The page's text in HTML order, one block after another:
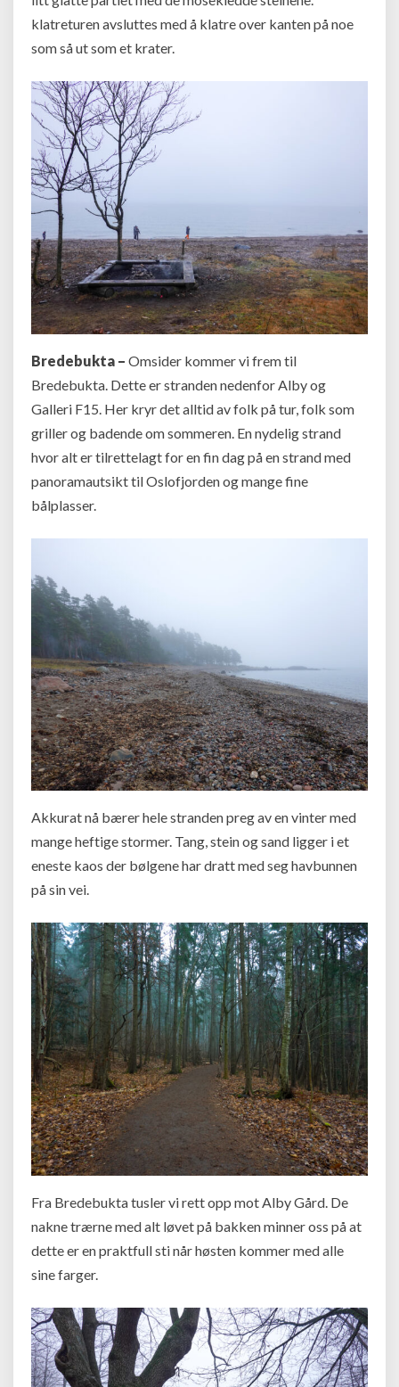
klatreturen avsluttes med å klatre over kanten på noe
som så ut som et krater.
Bredebukta – Omsider kommer vi frem til
Bredebukta. Dette er stranden nedenfor Alby og
Galleri F15. Her kryr det alltid av folk på tur, folk som
griller og badende om sommeren. En nydelig strand
hvor alt er tilrettelagt for en fin dag på en strand med
panoramautsikt til Oslofjorden og mange fine
bålplasser.
Akkurat nå bærer hele stranden preg av en vinter med
mange heftige stormer. Tang, stein og sand ligger i et
eneste kaos der bølgene har dratt med seg havbunnen
på sin vei.
Fra Bredebukta tusler vi rett opp mot Alby Gård. De
nakne trærne med alt løvet på bakken minner oss på at
dette er en praktfull sti når høsten kommer med alle
sine farger.